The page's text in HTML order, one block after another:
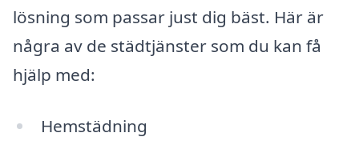
lösning som passar just dig bäst. Här är
några av de städtjänster som du kan få
hjälp med:
Hemstädning